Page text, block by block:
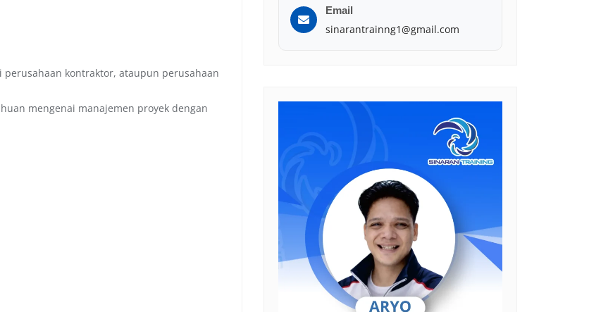
kontraktor, ataupun perusahaan
mengenai manajemen proyek dengan
Email
sinarantrainng1@gmail.com